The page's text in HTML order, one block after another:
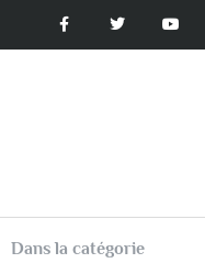
Dans la catégorie